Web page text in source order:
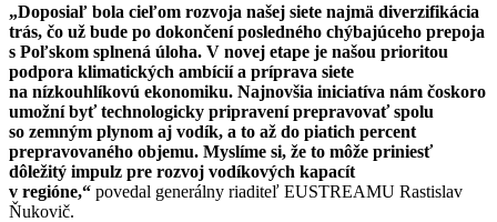
„Doposiaľ bola cieľom rozvoja našej siete najmä diverzifikácia
trás, čo už bude po dokončení posledného chýbajúceho prepoja
s Poľskom splnená úloha. V novej etape je našou prioritou
podpora klimatických ambícií a príprava siete
na nízkouhlíkovú ekonomiku. Najnovšia iniciatíva nám čoskoro
umožní byť technologicky pripravení prepravovať spolu
so zemným plynom aj vodík, a to až do piatich percent
prepravovaného objemu. Myslíme si, že to môže priniesť
dôležitý impulz pre rozvoj vodíkových kapacít
v regióne,“ povedal generálny riaditeľ EUSTREAMU Rastislav
Ňukovič.